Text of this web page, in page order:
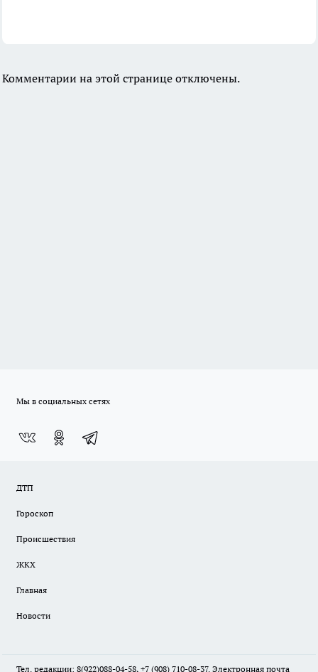
Комментарии на этой странице отключены.
Мы в социальных сетях
ДТП
Гороскоп
Происшествия
ЖКХ
Главная
Новости
Тел. редакции: 8(922)088-04-58, +7 (908) 710-08-37. Электронная почта